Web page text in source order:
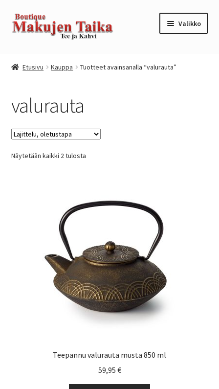
Siirry
navigointiin
Siirry
sisältöön
Valikko
Kassa
Kauppa
Oma tili
Tilaus- ja sopimusehdot
Etusivu Kauppa Tuotteet avainsanalla “valurauta”
valurauta
Näytetään kaikki 2 tulosta
Teepannu valurauta musta 850 ml
59,95 €